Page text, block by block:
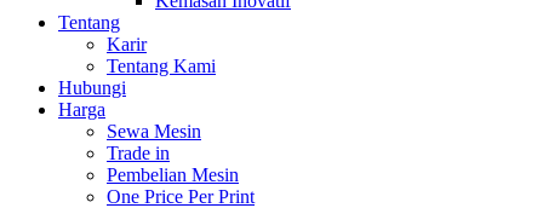
Tentang
Karir
Tentang Kami
Hubungi
Harga
Sewa Mesin
Trade in
Pembelian Mesin
One Price Per Print